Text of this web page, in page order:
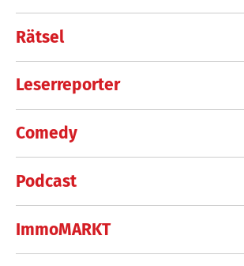
Rätsel
Leserreporter
Comedy
Podcast
ImmoMARKT